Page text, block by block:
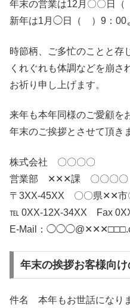
年末の営業は12月〇〇日（
新年は1月◯日（ ）9：00
時節柄、ご多忙のことと存
くれぐれも体調などを崩さ
お祈り申し上げます。
来年も本年同様のご愛顧を
年末のご挨拶とさせて頂き
株式会社 〇〇〇〇
営業部 ✕✕✕課 〇〇〇〇
〒3XX-45XX 〇〇県✕✕市
℡ 0XX-12X-34XX Fax
E-Mail：
年末の挨拶お客様向
件名 本年もお世話になり